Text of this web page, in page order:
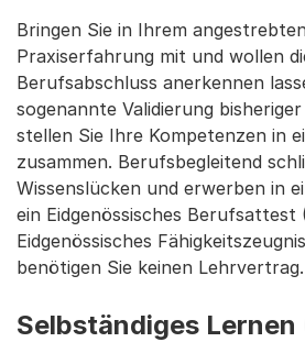
Bringen Sie in Ihrem
Praxiserfahrung mit und wollen
Berufsabschluss anerkennen
sogenannte Validierung
stellen Sie Ihre Kompetenzen in
zusammen. Berufsbegleitend
Wissenslücken und erwerben in
ein Eidgenössisches Berufsattest
Eidgenössisches
benötigen Sie keinen Lehrvertrag.
Selbständiges Lernen